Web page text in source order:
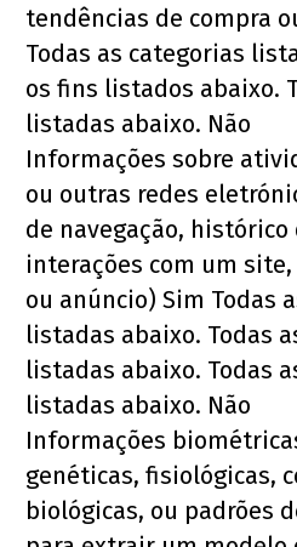
tendências de compra
Todas as categorias
os fins listados abaixo.
listadas abaixo. Não
Informações sobre
ou outras redes
de navegação, histórico
interações com um
ou anúncio) Sim Todas
listadas abaixo. Todas
listadas abaixo. Todas
listadas abaixo. Não
Informações
genéticas, fisiológicas,
biológicas, ou padrões